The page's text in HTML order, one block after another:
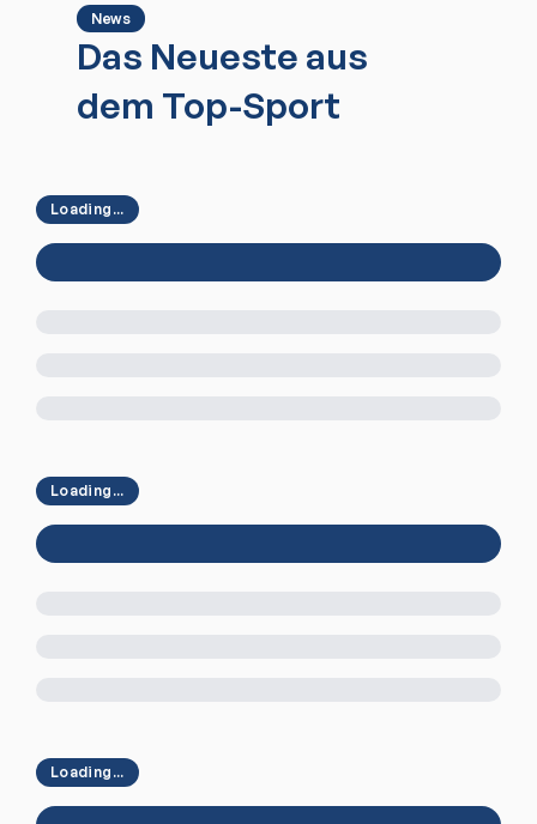
News
Das Neueste aus
dem Top-Sport
Loading...
Loading...
Loading...